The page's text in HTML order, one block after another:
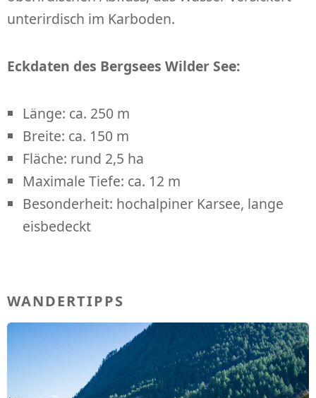
unterirdisch im Karboden.
Eckdaten des Bergsees Wilder See:
Länge: ca. 250 m
Breite: ca. 150 m
Fläche: rund 2,5 ha
Maximale Tiefe: ca. 12 m
Besonderheit: hochalpiner Karsee, lange
eisbedeckt
WANDERTIPPS